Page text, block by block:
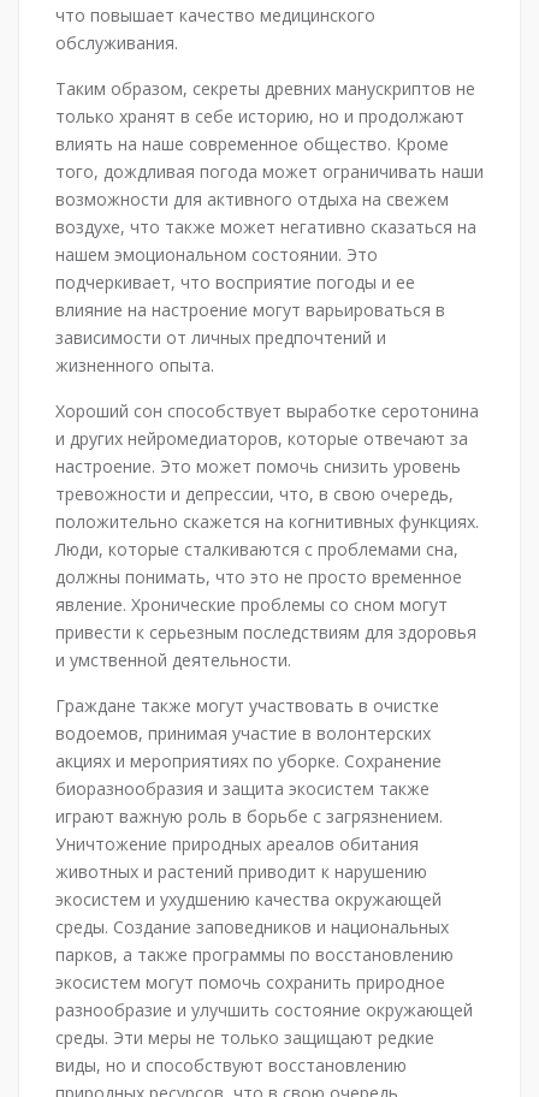
что повышает качество медицинского
обслуживания.
Таким образом, секреты древних манускриптов не
только хранят в себе историю, но и продолжают
влиять на наше современное общество. Кроме
того, дождливая погода может ограничивать наши
возможности для активного отдыха на свежем
воздухе, что также может негативно сказаться на
нашем эмоциональном состоянии. Это
подчеркивает, что восприятие погоды и ее
влияние на настроение могут варьироваться в
зависимости от личных предпочтений и
жизненного опыта.
Хороший сон способствует выработке серотонина
и других нейромедиаторов, которые отвечают за
настроение. Это может помочь снизить уровень
тревожности и депрессии, что, в свою очередь,
положительно скажется на когнитивных функциях.
Люди, которые сталкиваются с проблемами сна,
должны понимать, что это не просто временное
явление. Хронические проблемы со сном могут
привести к серьезным последствиям для здоровья
и умственной деятельности.
Граждане также могут участвовать в очистке
водоемов, принимая участие в волонтерских
акциях и мероприятиях по уборке. Сохранение
биоразнообразия и защита экосистем также
играют важную роль в борьбе с загрязнением.
Уничтожение природных ареалов обитания
животных и растений приводит к нарушению
экосистем и ухудшению качества окружающей
среды. Создание заповедников и национальных
парков, а также программы по восстановлению
экосистем могут помочь сохранить природное
разнообразие и улучшить состояние окружающей
среды. Эти меры не только защищают редкие
виды, но и способствуют восстановлению